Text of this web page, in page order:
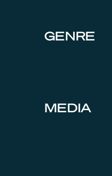
GENRE
MEDIA